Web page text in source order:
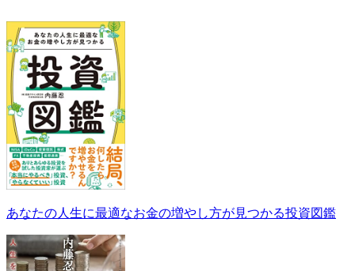
あなたの人生に最適なお金の増やし方が見つかる投資図鑑